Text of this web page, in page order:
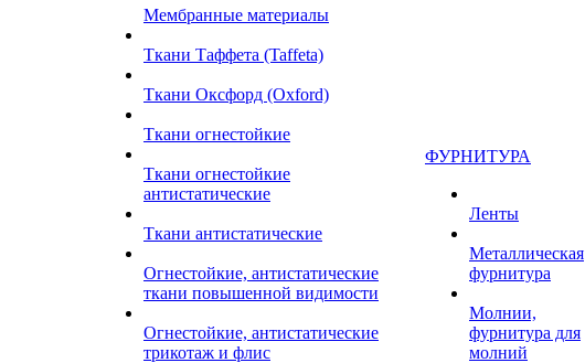
Мембранные материалы
Ткани Таффета (Taffeta)
Ткани Оксфорд (Oxford)
Ткани огнестойкие
Ткани огнестойкие
антистатические
Ткани антистатические
Огнестойкие, антистатические
ткани повышенной видимости
Огнестойкие, антистатические
трикотаж и флис
ФУРНИТУРА
Ленты
Металлическая
фурнитура
Молнии,
фурнитура для
молний